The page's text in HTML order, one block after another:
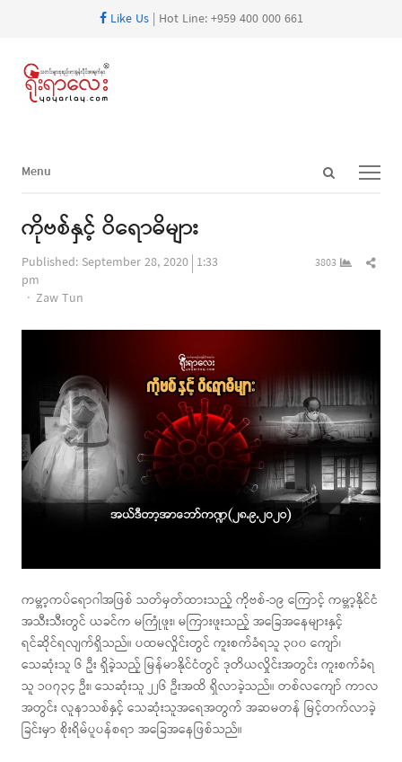
Like Us| Hot Line: +959 400 000 661
Open
Menu
Menu
ကိုဗစ်နှင့် ဝိရောဓိများ
Published: September 28, 2020 1:33
pm
Author
Zaw Tun
3803
ကမ္ဘာ့ကပ်ရောဂါအဖြစ် သတ်မှတ်ထားသည့် ကိုဗစ်-၁၉ ကြောင့် ကမ္ဘာ့နိုင်ငံ
အသီးသီးတွင် ယခင်က မကြုံဖူး၊ မကြားဖူးသည့် အခြေအနေများနှင့်
ရင်ဆိုင်ရလျက်ရှိသည်။ ပထမလှိုင်းတွင် ကူးစက်ခံရသူ ၃၀၀ ကျော်၊
သေဆုံးသူ ၆ ဦး ရှိခဲ့သည့် မြန်မာနိုင်ငံတွင် ဒုတိယလှိုင်းအတွင်း ကူးစက်ခံရ
သူ ၁၀၇၃၄ ဦး၊ သေဆုံးသူ ၂၂၆ ဦးအထိ ရှိလာခဲ့သည်။ တစ်လကျော် ကာလ
အတွင်း လူနာသစ်နှင့် သေဆုံးသူအရေအတွက် အဆမတန် မြင့်တက်လာခဲ့
ခြင်းမှာ စိုးရိမ်ပူပန်စရာ အခြေအနေဖြစ်သည်။